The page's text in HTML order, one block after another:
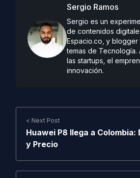
Sergio Ramos
Sergio es un
de contenidos
Espacio.co, y
temas de Tecnología.
las startups, el
innovación.
< Next Post
Huawei P8 llega a Colombia:
y Precio